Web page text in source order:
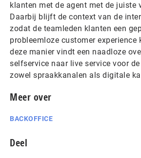
klanten met de agent met de juiste
Daarbij blijft de context van de
zodat de teamleden klanten een
probleemloze customer experience
deze manier vindt een naadloze
selfservice naar live service voor
zowel spraakkanalen als digitale
Meer over
BACKOFFICE
Deel